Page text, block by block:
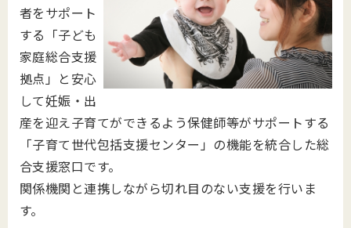
者をサポート
する「子ども
家庭総合支援
拠点」と安心
して妊娠・出
産を迎え子育てができるよう保健師等がサポートする
「子育て世代包括支援センター」の機能を統合した総
合支援窓口です。
関係機関と連携しながら切れ目のない支援を行いま
す。